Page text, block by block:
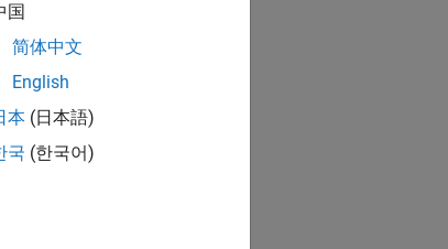
国
简体中文
English
本 (日本語)
국 (한국어)